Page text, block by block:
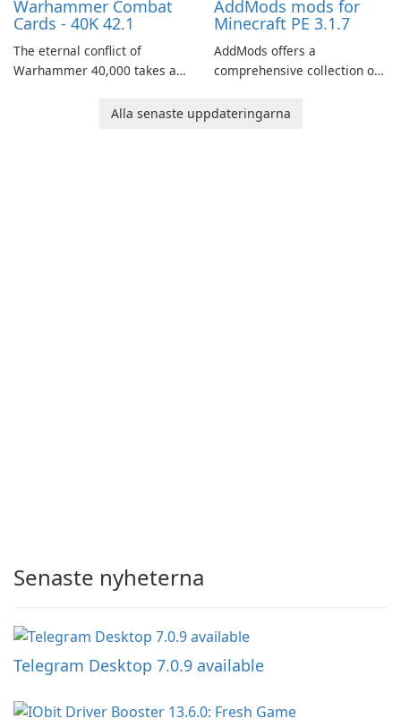
Warhammer Combat
Cards - 40K 42.1
The eternal conflict of
Warhammer 40,000 takes a
Combat Cards - 40K, a card
AddMods mods for
Minecraft PE 3.1.7
AddMods offers a
comprehensive collection of
allowing you to enhance your
Alla senaste uppdateringarna
Senaste nyheterna
Telegram Desktop 7.0.9 available